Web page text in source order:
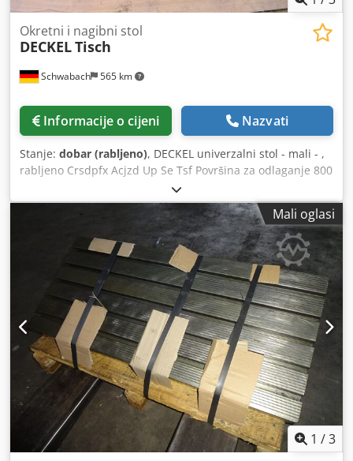
Schwabach 565 km
Okretni i nagibni stol
DECKELTisch
Informacije o cijeni Nazvati
Stanje: dobar (rabljeno), DECKEL univerzalni stol - mali - ,
rabljeno Crsdpfx Acjzd Up Se Tsf Površina za odlaganje 800
x 240 mm Procijenjena težina cca 0,1 t
Mali oglasi
1 /3